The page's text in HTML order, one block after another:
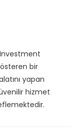
bir
yapan
hizmet